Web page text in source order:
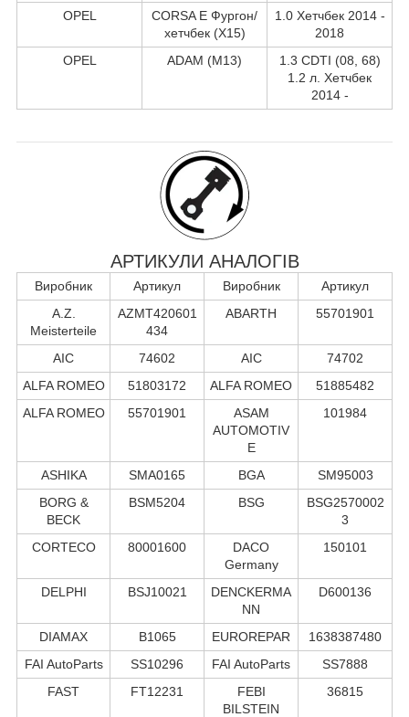
OPEL
CORSA E Фургон/
хетчбек (X15)
1.0 Хетчбек 2014 -
2018
OPEL
ADAM (M13)
1.3 CDTI (08, 68)
1.2 л. Хетчбек
2014 -
АРТИКУЛИ АНАЛОГІВ
Виробник Артикул Виробник
Артикул
A.Z.
Meisterteile
AZMT420601
434
ABARTH 55701901
AIC 74602 AIC
74702
ALFA ROMEO
51803172 ALFA ROMEO
51885482
ALFA ROMEO
55701901
ASAM
AUTOMOTIV
E
101984
ASHIKA SMA0165 BGA
SM95003
BORG &
BECK
BSM5204 BSG
BSG2570002
3
CORTECO
80001600
DACO
Germany
150101
DELPHI BSJ10021
DENCKERMA
NN
D600136
DIAMAX B1065 EUROREPAR
1638387480
FAI AutoParts
SS10296 FAI AutoParts
SS7888
FAST
FT12231
FEBI
BILSTEIN
36815